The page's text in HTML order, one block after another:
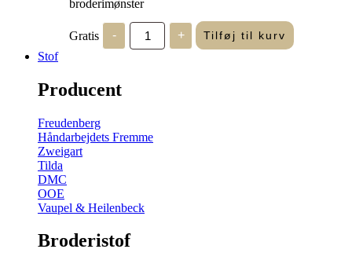
broderimønster
Gratis -
Verdens
broderidag
2026
+ Tilføj til kurv
Stof
Producent
Freudenberg
Håndarbejdets Fremme
Zweigart
Tilda
DMC
OOE
Vaupel & Heilenbeck
Broderistof